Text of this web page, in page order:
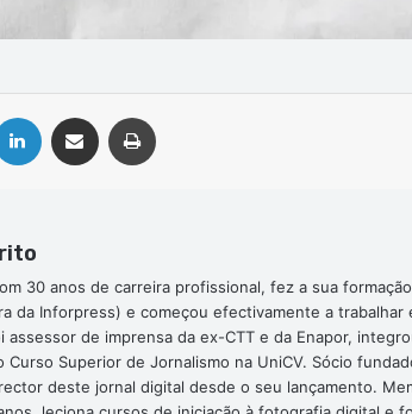
Linkedin Compartilhar via e-mail
30 anos de carreira profissional, fez a sua
da Inforpress) e começou efectivamente a trabalhar
assessor de imprensa da ex-CTT e da Enapor,
Curso Superior de Jornalismo na UniCV. Sócio
deste jornal digital desde o seu lançamento.